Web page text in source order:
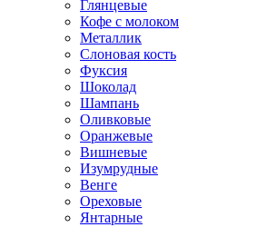
Глянцевые
Кофе с молоком
Металлик
Слоновая кость
Фуксия
Шоколад
Шампань
Оливковые
Оранжевые
Вишневые
Изумрудные
Венге
Ореховые
Янтарные